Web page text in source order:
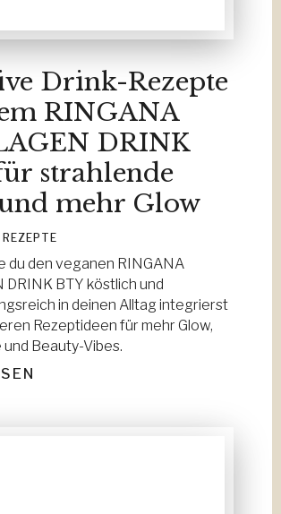
Drink-Rezepte
RINGANA
DRINK
strahlende
mehr Glow
REZEPTE
du den veganen RINGANA
DRINK BTY köstlich und
in deinen Alltag integrierst
Rezeptideen für mehr Glow,
Beauty-Vibes.